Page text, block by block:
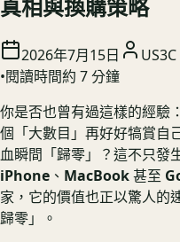
真相與換購策略
2026年7月15日
•閱讀時間約 7分鐘
你是否也曾有過這樣的經驗
個「大數目」再好好犒賞自
血瞬間「歸零」？這不只發
iPhone 、 MacBook甚至
家，它的價值也正以驚人的
歸零」。